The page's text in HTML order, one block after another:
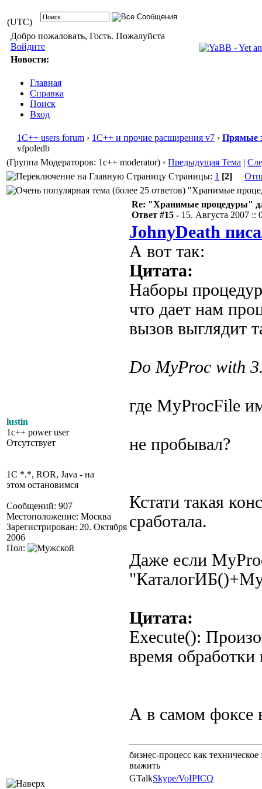
(UTC)
Добро пожаловать, Гость. Пожалуйста
Войдите
Новости:
Главная
Справка
Поиск
Вход
1С++ users forum › 1С++ и прочие расширения v7 › Прямые
vfpoledb
(Группа Модераторов: 1c++ moderator) ‹ Предыдущая Тема |
Страницы: 1 [2]
"Хранимые
lustin
1c++ power user
Отсутствует
1C *.*, ROR, Java - на
этом остановимся
Сообщений: 907
Местоположение: Москва
Зарегистрирован: 20. Октября
2006
Пол:
Re: "Хранимые процедуры"
Ответ #15 - 15. Августа 2007 ::
JohnyDeath
А вот так:
Цитата:
Наборы
что дает нам
вызов выглядит
Do MyProc with
где MyProcFile
не пробывал?
Кстати такая
сработала.
Даже если
Цитата:
Execute():
время
А в самом фоксе
бизнес-процесс как
выжить
GTalkSkype/VoIPICQ